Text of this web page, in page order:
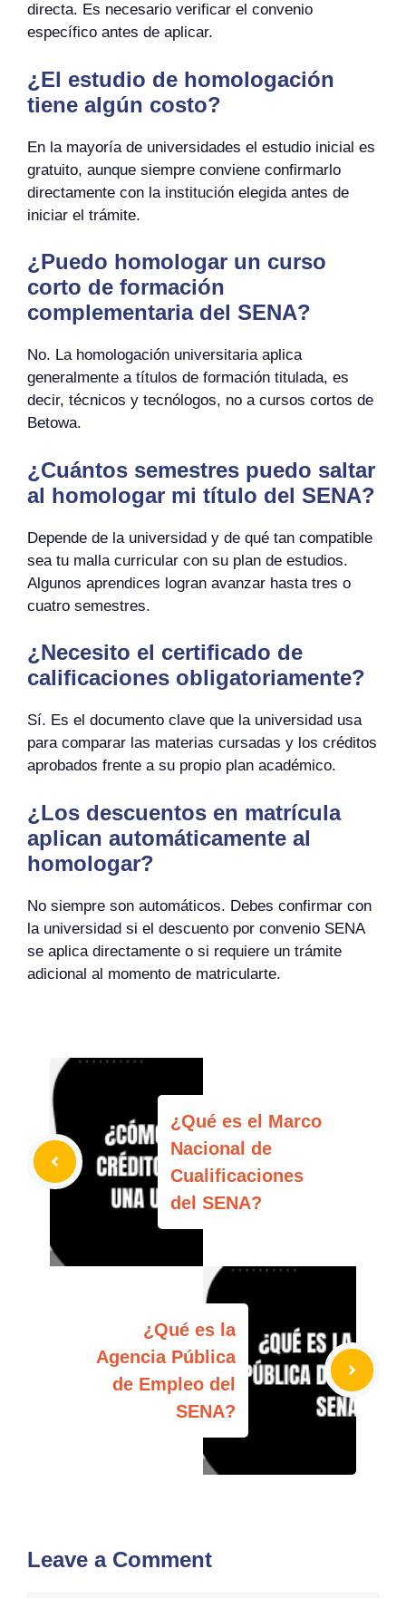
directa. Es necesario verificar el convenio
específico antes de aplicar.
¿El estudio de homologación
tiene algún costo?
En la mayoría de universidades el estudio inicial es
gratuito, aunque siempre conviene confirmarlo
directamente con la institución elegida antes de
iniciar el trámite.
¿Puedo homologar un curso
corto de formación
complementaria del SENA?
No. La homologación universitaria aplica
generalmente a títulos de formación titulada, es
decir, técnicos y tecnólogos, no a cursos cortos de
Betowa.
¿Cuántos semestres puedo saltar
al homologar mi título del SENA?
Depende de la universidad y de qué tan compatible
sea tu malla curricular con su plan de estudios.
Algunos aprendices logran avanzar hasta tres o
cuatro semestres.
¿Necesito el certificado de
calificaciones obligatoriamente?
Sí. Es el documento clave que la universidad usa
para comparar las materias cursadas y los créditos
aprobados frente a su propio plan académico.
¿Los descuentos en matrícula
aplican automáticamente al
homologar?
No siempre son automáticos. Debes confirmar con
la universidad si el descuento por convenio SENA
se aplica directamente o si requiere un trámite
adicional al momento de matricularte.
¿Qué es el Marco
Nacional de
Cualificaciones
del SENA?
¿Qué es la
Agencia Pública
de Empleo del
SENA?
Leave a Comment